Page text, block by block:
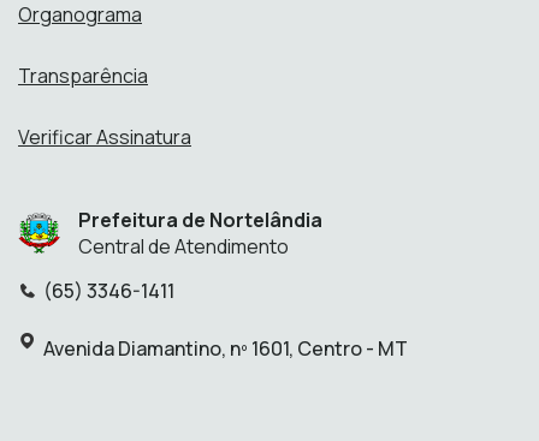
Organograma
Transparência
Verificar Assinatura
Prefeitura de Nortelândia
Central de Atendimento
(65) 3346-1411
Endereço:
Avenida Diamantino, nº 1601, Centro - MT